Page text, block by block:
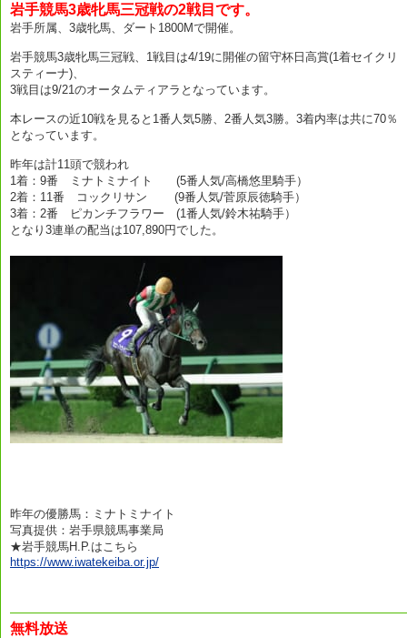
岩手競馬3歳牝馬三冠戦の2戦目です。
岩手所属、3歳牝馬、ダート1800Mで開催。
岩手競馬3歳牝馬三冠戦、1戦目は4/19に開催の留守杯日高賞(1着セイクリ
スティーナ)、
3戦目は9/21のオータムティアラとなっています。
本レースの近10戦を見ると1番人気5勝、2番人気3勝。3着内率は共に70％
となっています。
昨年は計11頭で競われ
1着：9番 ミナトミナイト (5番人気/高橋悠里騎手）
2着：11番 コックリサン (9番人気/菅原辰徳騎手）
3着：2番 ピカンチフラワー (1番人気/鈴木祐騎手）
となり3連単の配当は107,890円でした。
昨年の優勝馬：ミナトミナイト
写真提供：岩手県競馬事業局
★岩手競馬H.P.はこちら
https://www.iwatekeiba.or.jp/
無料放送